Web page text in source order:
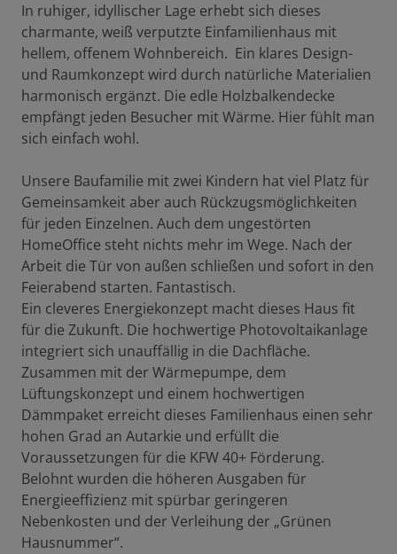
In ruhiger, idyllischer Lage erhebt sich dieses
charmante, weiß verputzte Einfamilienhaus mit
hellem, offenem Wohnbereich. Ein klares Design-
und Raumkonzept wird durch natürliche Materialien
harmonisch ergänzt. Die edle Holzbalkendecke
empfängt jeden Besucher mit Wärme. Hier fühlt man
sich einfach wohl.
Unsere Baufamilie mit zwei Kindern hat viel Platz für
Gemeinsamkeit aber auch Rückzugsmöglichkeiten
für jeden Einzelnen. Auch dem ungestörten
HomeOffice steht nichts mehr im Wege. Nach der
Arbeit die Tür von außen schließen und sofort in den
Feierabend starten. Fantastisch.
Ein cleveres Energiekonzept macht dieses Haus fit
für die Zukunft. Die hochwertige Photovoltaikanlage
integriert sich unauffällig in die Dachfläche.
Zusammen mit der Wärmepumpe, dem
Lüftungskonzept und einem hochwertigen
Dämmpaket erreicht dieses Familienhaus einen sehr
hohen Grad an Autarkie und erfüllt die
Voraussetzungen für die KFW 40+ Förderung.
Belohnt wurden die höheren Ausgaben für
Energieeffizienz mit spürbar geringeren
Nebenkosten und der Verleihung der „Grünen
Hausnummer“.